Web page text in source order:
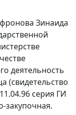
Зинаида
деятельность
(свидетельство
серия ГИ
закупочная.